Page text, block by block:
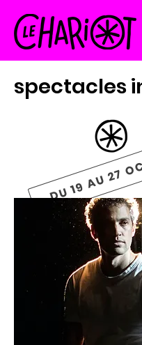
spectacles
DU 19 AU 27